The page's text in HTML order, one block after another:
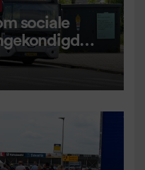
sociale